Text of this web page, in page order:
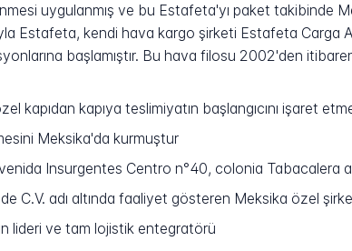
uygulanmış ve bu Estafeta'yı paket takibinde
Estafeta, kendi hava kargo şirketi Estafeta Carga
başlamıştır. Bu hava filosu 2002'den
kapıdan kapıya teslimiyatın başlangıcını işaret
Meksika'da kurmuştur
Insurgentes Centro n°40, colonia Tabacalera
C.V. adı altında faaliyet gösteren Meksika özel
lideri ve tam lojistik entegratörü